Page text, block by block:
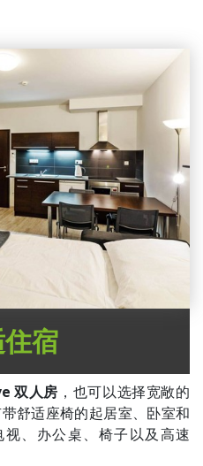
宿
双人房 ，也可以选择宽敞的
带舒适座椅的起居室、卧室和
、办公桌、椅子以及高速